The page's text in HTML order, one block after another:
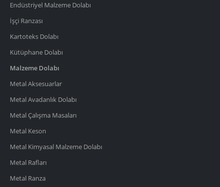
Endüstriyel Malzeme Dolabı
İşçi Ranzası
Kartoteks Dolabı
Kütüphane Dolabı
Malzeme Dolabı
Metal Aksesuarlar
Metal Avadanlık Dolabı
Metal Çalışma Masaları
Metal Keson
Metal Kimyasal Malzeme Dolabı
Metal Rafları
Metal Ranza